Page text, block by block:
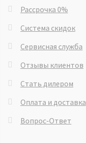
Рассрочка 0%
Система скидок
Сервисная служба
Отзывы клиентов
Стать дилером
Оплата и доставка
Вопрос-Ответ